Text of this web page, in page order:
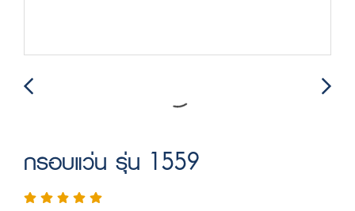
กรอบแว่น รุ่น 1559